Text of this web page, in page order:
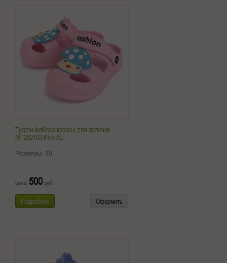
Туфли Antilopa кроксы для девочки
MT202103 Pink AL
Размеры: 30
цена: 500 руб.
Подробнее Оформить